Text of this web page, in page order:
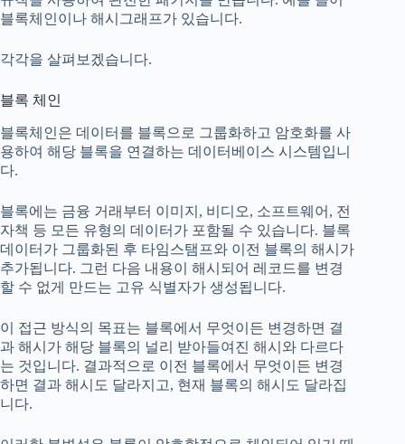
블록체인이나 해시그래프가 있습니다.
각각을 살펴보겠습니다.
블록 체인
블록체인은 데이터를 블록으로 그룹화하고 암호화를 사
용하여 해당 블록을 연결하는 데이터베이스 시스템입니
다.
블록에는 금융 거래부터 이미지, 비디오, 소프트웨어, 전
자책 등 모든 유형의 데이터가 포함될 수 있습니다. 블록
데이터가 그룹화된 후 타임스탬프와 이전 블록의 해시가
추가됩니다. 그런 다음 내용이 해시되어 레코드를 변경
할 수 없게 만드는 고유 식별자가 생성됩니다.
이 접근 방식의 목표는 블록에서 무엇이든 변경하면 결
과 해시가 해당 블록의 널리 받아들여진 해시와 다르다
는 것입니다. 결과적으로 이전 블록에서 무엇이든 변경
하면 결과 해시도 달라지고, 현재 블록의 해시도 달라집
니다.